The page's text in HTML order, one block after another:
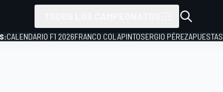
CALENDARIO F1 2026FRANCO COLAPINTOSERGIO PÉREZAPUESTAS